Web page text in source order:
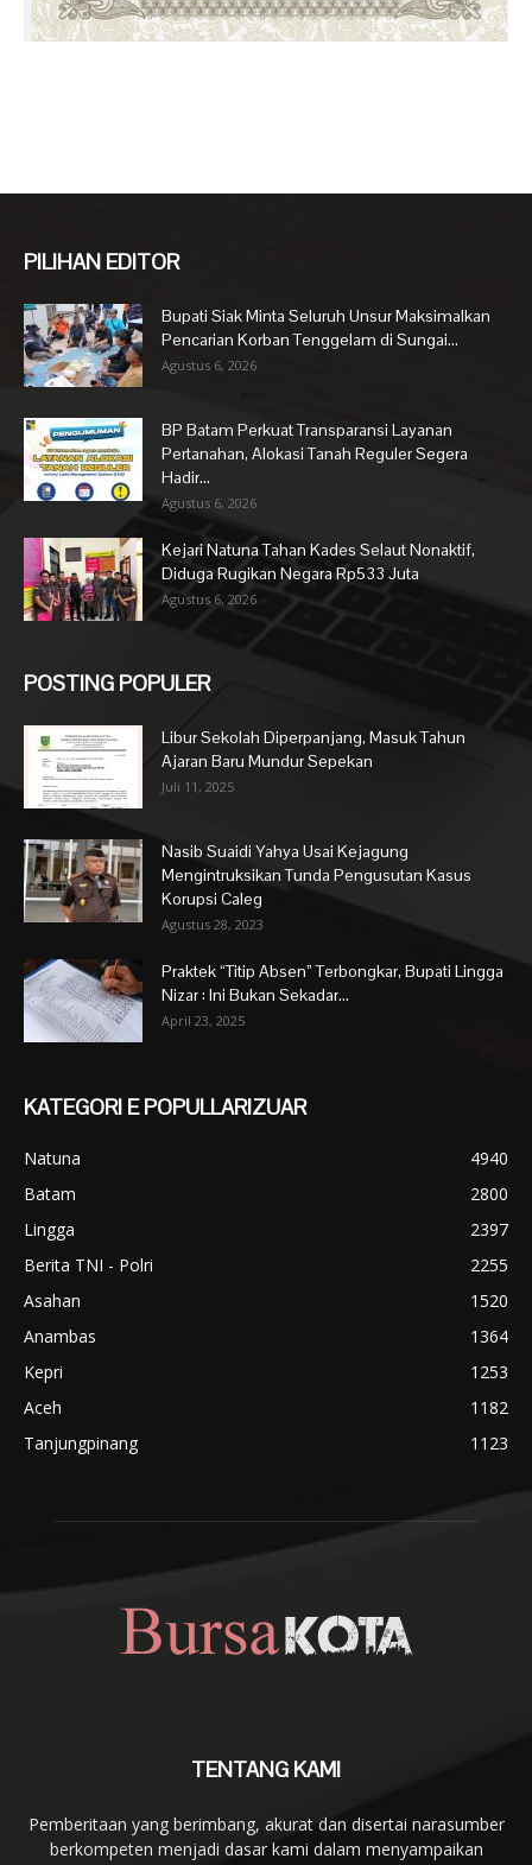
PILIHAN EDITOR
Bupati Siak Minta Seluruh Unsur Maksimalkan
Pencarian Korban Tenggelam di Sungai...
Agustus 6, 2026
BP Batam Perkuat Transparansi Layanan
Pertanahan, Alokasi Tanah Reguler Segera
Hadir...
Agustus 6, 2026
Kejari Natuna Tahan Kades Selaut Nonaktif,
Diduga Rugikan Negara Rp533 Juta
Agustus 6, 2026
POSTING POPULER
Libur Sekolah Diperpanjang, Masuk Tahun
Ajaran Baru Mundur Sepekan
Juli 11, 2025
Nasib Suaidi Yahya Usai Kejagung
Mengintruksikan Tunda Pengusutan Kasus
Korupsi Caleg
Agustus 28, 2023
Praktek “Titip Absen” Terbongkar, Bupati Lingga
Nizar : Ini Bukan Sekadar...
April 23, 2025
KATEGORI E POPULLARIZUAR
Natuna
4940
Batam
2800
Lingga
2397
Berita TNI - Polri
2255
Asahan
1520
Anambas
1364
Kepri
1253
Aceh
1182
Tanjungpinang
1123
TENTANG KAMI
Pemberitaan yang berimbang, akurat dan disertai narasumber
berkompeten menjadi dasar kami dalam menyampaikan